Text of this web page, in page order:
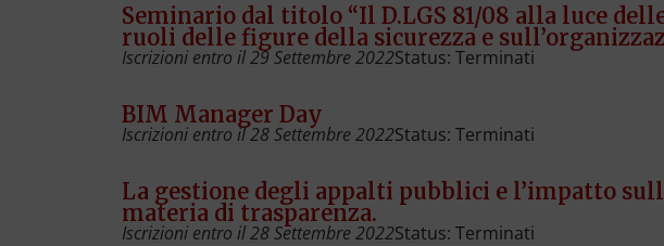
Seminario dal titolo “Il D.LGS 81/08 alla luce
ruoli delle figure della sicurezza e
Iscrizioni entro il 29 Settembre 2022Status: Terminati
BIM Manager Day
Iscrizioni entro il 28 Settembre 2022Status: Terminati
La gestione degli appalti pubblici e l’impatto
materia di trasparenza.
Iscrizioni entro il 28 Settembre 2022Status: Terminati